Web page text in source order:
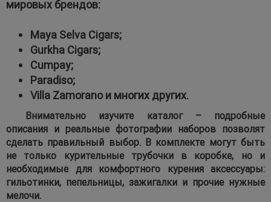
мировых брендов:
Maya Selva Cigars;
Gurkha Cigars;
Cumpay;
Paradiso;
Villa Zamorano и многих других.
Внимательно изучите каталог – подробные
описания и реальные фотографии наборов позволят
сделать правильный выбор. В комплекте могут быть
не только курительные трубочки в коробке, но и
необходимые для комфортного курения аксессуары:
гильотинки, пепельницы, зажигалки и прочие нужные
мелочи.